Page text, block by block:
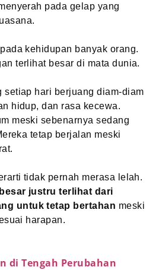
pada gelap yang
kehidupan banyak orang.
terlihat besar di mata dunia.
setiap hari berjuang diam-diam
hidup, dan rasa kecewa.
meski sebenarnya sedang
tetap berjalan meski
tidak pernah merasa lelah.
justru terlihat dari
untuk tetap bertahan meski
harapan.
di Tengah Perubahan